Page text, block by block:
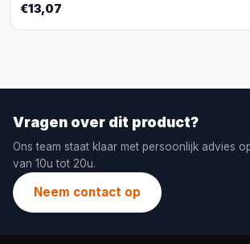
€13,07
Vragen over dit product?
Ons team staat klaar met persoonlijk advies
van 10u tot 20u.
Neem contact op